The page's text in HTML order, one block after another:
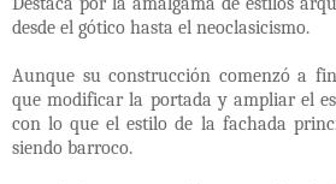
desde el gótico hasta el neoclasicismo.
Aunque su construcción comenzó a
que modificar la portada y ampliar el
con lo que el estilo de la fachada
siendo barroco.